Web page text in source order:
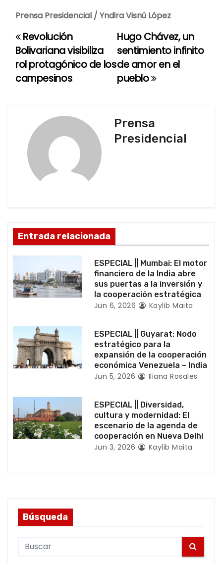
Prensa Presidencial / Yndira Visnú López
N
a
v
n
d
e
e
t
r
a
d
a
s
Hugo Chávez, un
sentimiento infinito
de amor en el
pueblo
Revolución
Bolivariana visibiliza
rol protagónico de los
campesinos
Prensa
Presidencial
Entrada relacionada
ESPECIAL || Mumbai: El motor
financiero de la India abre
sus puertas a la inversión y
la cooperación estratégica
Jun 6, 2026 Kaylib Maita
ESPECIAL || Guyarat: Nodo
estratégico para la
expansión de la cooperación
económica Venezuela – India
Jun 5, 2026 Iliana Rosales
ESPECIAL || Diversidad,
cultura y modernidad: El
escenario de la agenda de
cooperación en Nueva Delhi
Jun 3, 2026 Kaylib Maita
Búsqueda